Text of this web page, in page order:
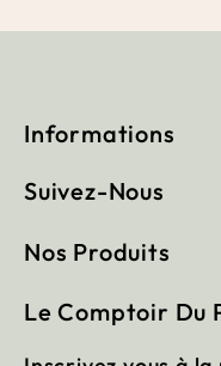
Informations
Suivez-Nous
Nos Produits
Le Comptoir Du